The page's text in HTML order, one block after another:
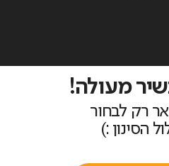
מעולה!
רק לבחור
הסינון :)